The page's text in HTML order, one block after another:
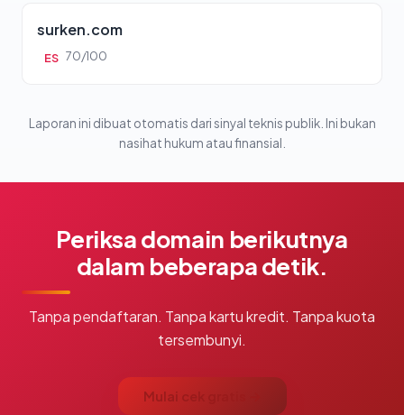
surken.com
ES 70/100
Laporan ini dibuat otomatis dari sinyal teknis publik. Ini bukan
nasihat hukum atau finansial.
Periksa domain berikutnya
dalam beberapa detik.
Tanpa pendaftaran. Tanpa kartu kredit. Tanpa kuota
tersembunyi.
Mulai cek gratis →